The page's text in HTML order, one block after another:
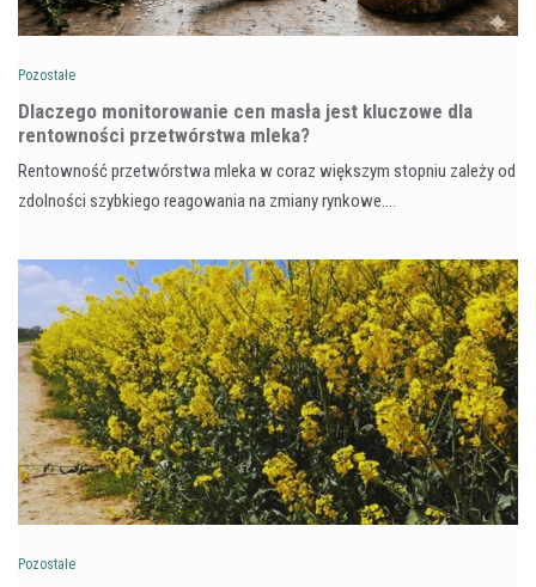
Pozostałe
Dlaczego monitorowanie cen masła jest kluczowe dla
rentowności przetwórstwa mleka?
Rentowność przetwórstwa mleka w coraz większym stopniu zależy od
zdolności szybkiego reagowania na zmiany rynkowe.…
Pozostałe